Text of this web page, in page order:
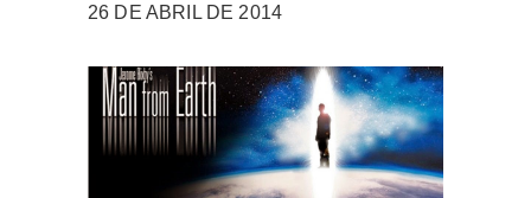
26 DE ABRIL DE 2014